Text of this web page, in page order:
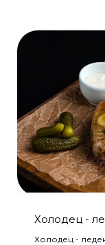
Холодец -
Холодец -